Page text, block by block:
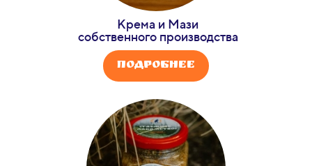
Крема и Мази
собственного производства
Подробнее